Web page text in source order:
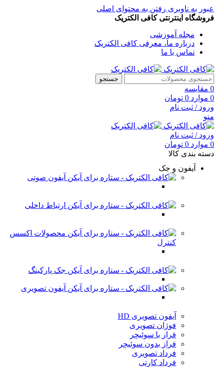
عبور به ناوبری رفتن به محتوای اصلی
فروشگاه اینترنتی کافی الکتریک
مجله آموزشی
درباره ما، معرفی کافی الکتریک
تماس با ما
جستجو
0 مقایسه
0 موارد 0 تومان
ورود / ثبت نام
منو
ورود / ثبت نام
0 موارد 0 تومان
دسته بندی کالا
آیفون و جک
آیفون صوتی
ارتباط داخلی
محصولات اکسس
کنترل
جک پارکینگ
آیفون تصویری
آیفون تصویری HD
فوژان تصویری
فراز با سوئیچر
فراز بدون سوئیچر
فرداد تصویری
فرداد کارتی